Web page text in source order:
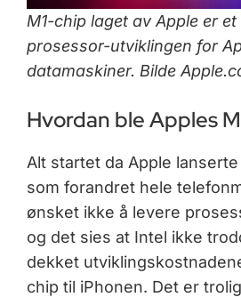
M1-chip laget av Apple er
prosessor-utviklingen for
datamaskiner. Bilde
Hvordan ble Apples
Alt startet da Apple
som forandret hele
ønsket ikke å levere
og det sies at Intel ikke
dekket
chip til iPhonen. Det er